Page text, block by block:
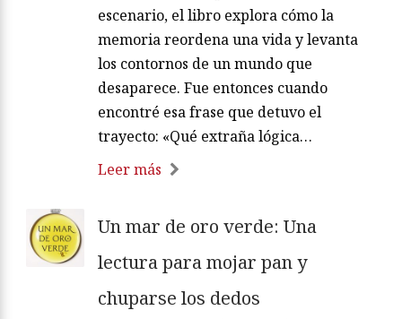
escenario, el libro explora cómo la
memoria reordena una vida y levanta
los contornos de un mundo que
desaparece. Fue entonces cuando
encontré esa frase que detuvo el
trayecto: «Qué extraña lógica…
Leer más
Un mar de oro verde: Una
lectura para mojar pan y
chuparse los dedos